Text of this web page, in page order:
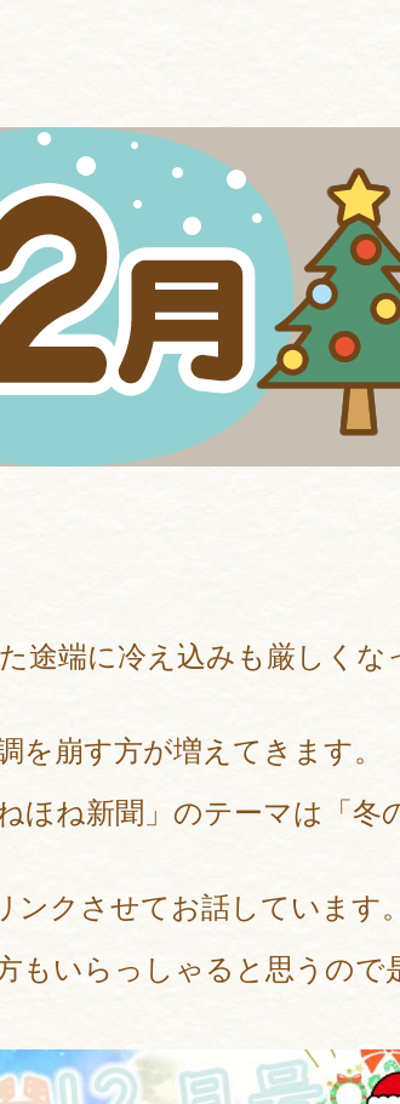
途端に冷え込みも厳しくな
を崩す方が増えてきます。
ほね新聞」のテーマは「冬
ンクさせてお話しています。
もいらっしゃると思うので